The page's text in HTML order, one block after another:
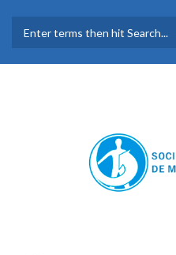
FORMULARIO DE
BÚSQUEDA